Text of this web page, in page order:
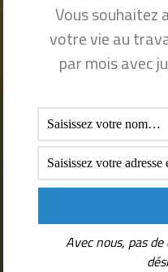
Vous souhaitez
votre vie au
par mois avec
Avec nous, pas